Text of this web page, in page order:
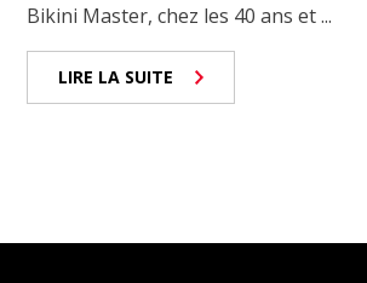
Bikini Master, chez les 40 ans et ...
LIRE LA SUITE